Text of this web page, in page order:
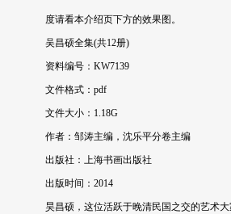
度请看本介绍页下方的效果图。
吴昌硕全集(共12册)
资料编号：KW7139
文件格式：pdf
文件大小：1.18G
作者：邹涛主编，沈乐平分卷主编
出版社：上海书画出版社
出版时间：2014
昊昌硕，这位活跃于晚清民国之交的艺术